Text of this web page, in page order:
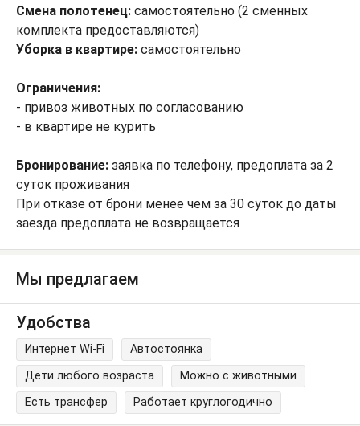
Смена полотенец: самостоятельно (2 сменных
комплекта предоставляются)
Уборка в квартире: самостоятельно
Ограничения:
- привоз животных по согласованию
- в квартире не курить
Бронирование: заявка по телефону, предоплата за 2
суток проживания
При отказе от брони менее чем за 30 суток до даты
заезда предоплата не возвращается
Мы предлагаем
Удобства
Интернет Wi-Fi
Автостоянка
Дети любого возраста
Можно с животными
Есть трансфер
Работает круглогодично